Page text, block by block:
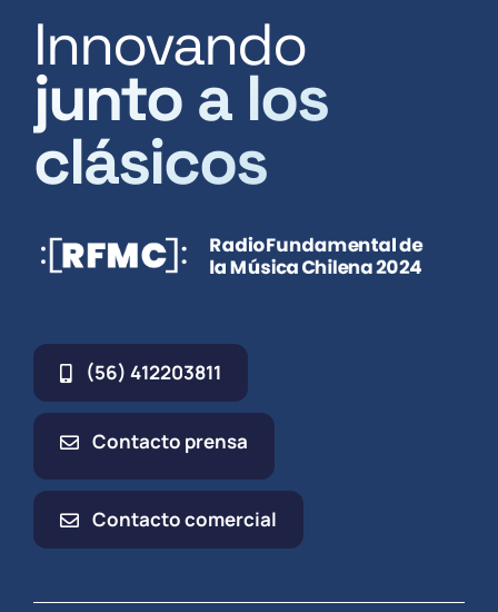
Innovando
junto a los
clásicos
(56) 412203811
Contacto prensa
Contacto comercial